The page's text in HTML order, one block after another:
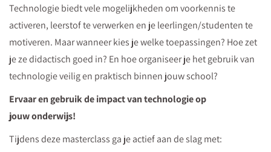
moment
aan
het
kloppen
kan!
Technologie biedt vele mogelijkheden om voorkennis te
activeren, leerstof te verwerken en je leerlingen/studenten te
motiveren. Maar wanneer kies je welke toepassingen? Hoe zet
je ze didactisch goed in? En hoe organiseer je het gebruik van
technologie veilig en praktisch binnen jouw school?
Ervaar en gebruik de impact van technologie op
jouw onderwijs!
Tijdens deze masterclass ga je actief aan de slag met: